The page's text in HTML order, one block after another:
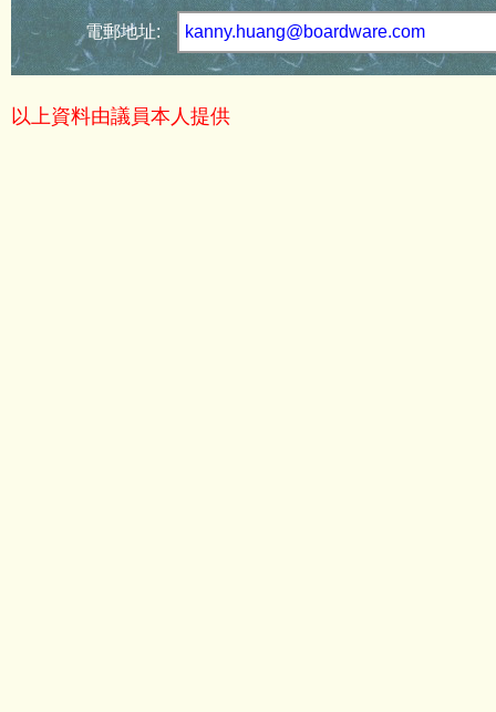
電郵地址: kanny.huang@boardware.com
以上資料由議員本人提供